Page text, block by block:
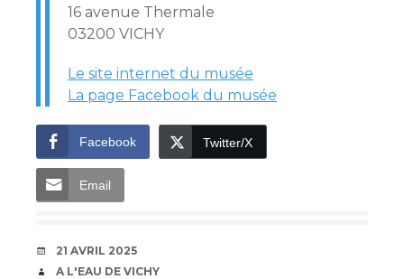
16 avenue Thermale
03200 VICHY
Le site internet du musée
La page Facebook du musée
Facebook Twitter/X
Email
DATE
21 AVRIL 2025
AUTEUR
A L'EAU DE VICHY